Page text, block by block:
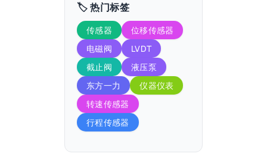
🏷️ 热门标签
传感器
位移传感器
电磁阀
LVDT
截止阀
液压泵
东方一力
仪器仪表
转速传感器
行程传感器